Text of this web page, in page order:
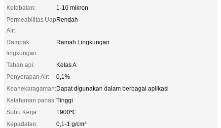
Ketebalan:
1-10 mikron
Permeabilitas Uap
Air:
Rendah
Dampak
lingkungan:
Ramah Lingkungan
Tahan api:
Kelas A
Penyerapan Air:
0,1%
Keanekaragaman:Dapat digunakan dalam berbagai aplikasi
Ketahanan panas:Tinggi
Suhu Kerja:
1900℃
Kepadatan:
0,1-1 g/cm³